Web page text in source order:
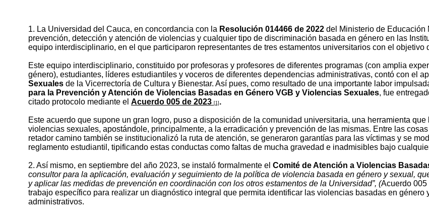
1. La Universidad del Cauca, en concordancia con la Resolución 014466 de 2022 del Ministerio de Educación
prevención, detección y atención de violencias y cualquier tipo de discriminación basada en género en las
equipo interdisciplinario, en el que participaron representantes de tres estamentos universitarios con el objetivo
Este equipo interdisciplinario, constituido por profesoras y profesores de diferentes programas (con amplia
género), estudiantes, líderes estudiantiles y voceros de diferentes dependencias administrativas, contó con el
Sexuales de la Vicerrectoría de Cultura y Bienestar. Así pues, como resultado de una importante labor
para la Prevención y Atención de Violencias Basadas en Género VGB y Violencias Sexuales, fue
citado protocolo mediante el Acuerdo 005 de 2023 [1] .
Este acuerdo que supone un gran logro, puso a disposición de la comunidad universitaria, una herramienta
violencias sexuales, apostándole, principalmente, a la erradicación y prevención de las mismas. Entre las
retador camino también se institucionalizó la ruta de atención, se generaron garantías para las víctimas y se
reglamento estudiantil, tipificando estas conductas como faltas de mucha gravedad e inadmisibles bajo
2. Así mismo, en septiembre del año 2023, se instaló formalmente el Comité de Atención a Violencias
consultor para la aplicación, evaluación y seguimiento de la política de violencia basada en género y sexual,
y aplicar las medidas de prevención en coordinación con los otros estamentos de la Universidad”, (Acuerdo 005
trabajo específico para realizar un diagnóstico integral que permita identificar las violencias basadas en
administrativos.